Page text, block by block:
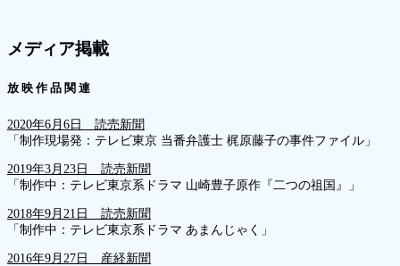
メディア掲載
放 映 作 品 関 連
2020年6月6日 読売新聞
「制作現場発：テレビ東京 当番弁護士 梶原藤子の事件ファイル」
2019年3月23日 読売新聞
「制作中：テレビ東京系ドラマ 山崎豊子原作『二つの祖国』」
2018年9月21日 読売新聞
「制作中：テレビ東京系ドラマ あまんじゃく」
2016年9月27日 産経新聞